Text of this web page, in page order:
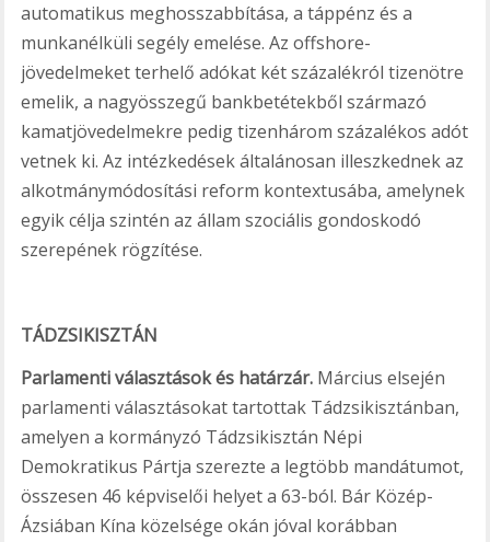
automatikus meghosszabbítása, a táppénz és a
munkanélküli segély emelése. Az offshore-
jövedelmeket terhelő adókat két százalékról tizenötre
emelik, a nagyösszegű bankbetétekből származó
kamatjövedelmekre pedig tizenhárom százalékos adót
vetnek ki. Az intézkedések általánosan illeszkednek az
alkotmánymódosítási reform kontextusába, amelynek
egyik célja szintén az állam szociális gondoskodó
szerepének rögzítése.
TÁDZSIKISZTÁN
Parlamenti választások és határzár. Március elsején
parlamenti választásokat tartottak Tádzsikisztánban,
amelyen a kormányzó Tádzsikisztán Népi
Demokratikus Pártja szerezte a legtöbb mandátumot,
összesen 46 képviselői helyet a 63-ból. Bár Közép-
Ázsiában Kína közelsége okán jóval korábban